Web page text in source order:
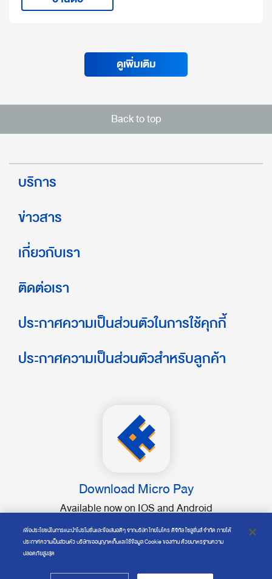
ดูเพิ่มเติม
Back to top
Download Micro Pay
Available now on IOS and Android
บริการ
ข่าวสาร
เกี่ยวกับเรา
ติดต่อเรา
ประกาศความเป็นส่วนตัวในการใช้คุกกี้
ประกาศความเป็นส่วนตัวสำหรับลูกค้า
เพื่อประโยชน์ในการแนะนำโปรโมชั่นและข้อเสนอดีๆ จากบริษัท ไทยไมโคร ดิจิทัล โซลูชั่นส์ จำกัด ภายใต้
ประกาศความเป็นส่วนตัว บริษัทขออนุญาตเก็บและใช้ข้อมูล Cookie ของท่าน ด้วยมาตรฐานความ
ปลอดภัยสูงสุด